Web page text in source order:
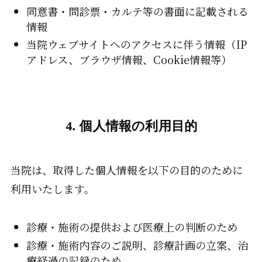
同意書・問診票・カルテ等の書面に記載される
情報
当院ウェブサイトへのアクセスに伴う情報（IP
アドレス、ブラウザ情報、Cookie情報等）
4. 個人情報の利用目的
当院は、取得した個人情報を以下の目的のために
利用いたします。
診療・施術の提供および医療上の判断のため
診療・施術内容のご説明、診療計画の立案、治